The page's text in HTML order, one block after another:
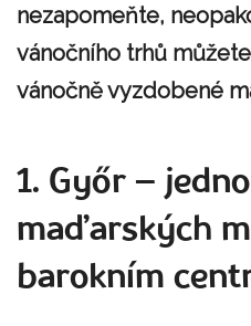
nezapomeňte,
vánočního trhů
vánočně vyzdobené
1. Győr –
maďarských
barokním